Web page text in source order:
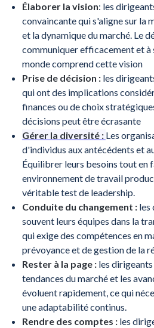
Élaborer la vision: les
convaincante qui s'aligne sur la
et la dynamique du marché. Le
communiquer efficacement et à
monde comprend cette vision
Prise de décision :les
qui ont des implications
finances ou de choix
décisions peut être écrasante
Gérer la diversité : Les
d'individus aux antécédents et
Équilibrer leurs besoins tout en
environnement de travail
véritable test de leadership.
Conduite du changement : les
souvent leurs équipes dans la
qui exige des compétences en
prévoyance et de gestion de la
Rester à la page :les dirigeants
tendances du marché et les
évoluent rapidement, ce qui
une adaptabilité continus.
Rendre des comptes : les